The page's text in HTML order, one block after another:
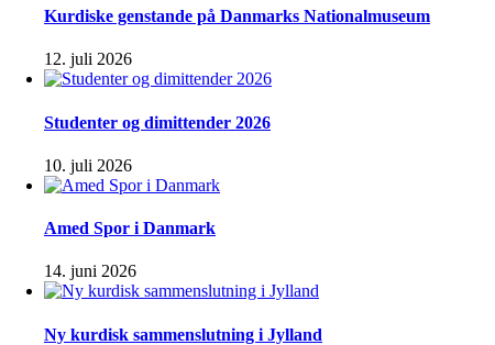
Kurdiske genstande på Danmarks Nationalmuseum
12. juli 2026
Studenter og dimittender 2026
10. juli 2026
Amed Spor i Danmark
14. juni 2026
Ny kurdisk sammenslutning i Jylland